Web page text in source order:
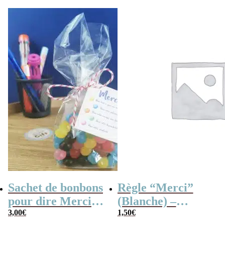
Sachet de bonbons
pour dire Merci –
Dragibus
3,00€
Règle “Merci”
(Blanche) –
Cadeau maîtresse
1,50€